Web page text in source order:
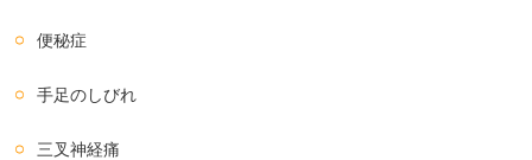
便秘症
手足のしびれ
三叉神経痛